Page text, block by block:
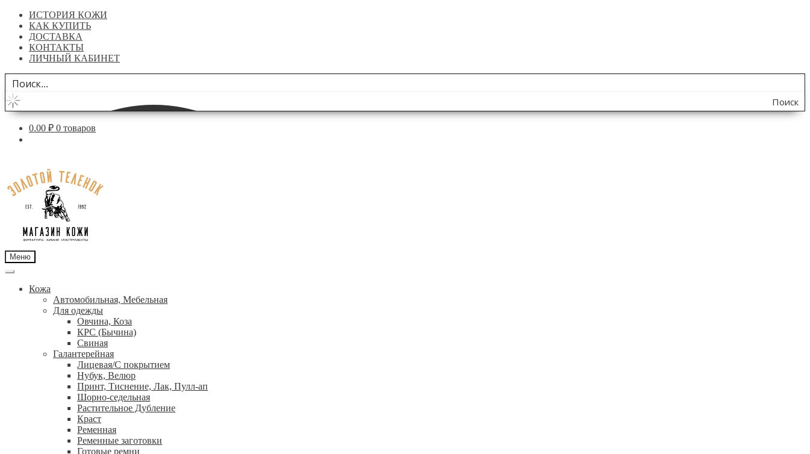
ИСТОРИЯ КОЖИ
КАК КУПИТЬ
ДОСТАВКА
КОНТАКТЫ
ЛИЧНЫЙ КАБИНЕТ
Поиск
по
0.00 ₽ 0 товаров
навигации
содержимому
Меню
Кожа
Автомобильная, Мебельная
Для одежды
Овчина, Коза
КРС (Бычина)
Свиная
Галантерейная
Лицевая/С покрытием
Нубук, Велюр
Принт, Тиснение, Лак, Пулл-ап
Шорно-седельная
Растительное Дубление
Краст
Ременная
Ременные заготовки
Готовые ремни